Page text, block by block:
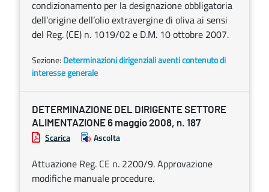
condizionamento per la designazione obbligatoria
dell’origine dell’olio extravergine di oliva ai sensi
del Reg. (CE) n. 1019/02 e D.M. 10 ottobre 2007.
Sezione: Determinazioni dirigenziali aventi contenuto di
interesse generale
DETERMINAZIONE DEL DIRIGENTE SETTORE
ALIMENTAZIONE 6 maggio 2008, n. 187
Scarica Ascolta
Attuazione Reg. CE n. 2200/9. Approvazione
modifiche manuale procedure.